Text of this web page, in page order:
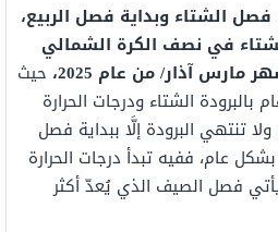
فصل الشتاء وبداية فصل الربيع،
في نصف الكرة الشمالي
حيث
الشتاء ودرجات الحرارة
تنتهي البرودة إلَّا ببداية فصل
عام، ففيه تبدأ درجات الحرارة
يأتي فصل الصيف الذي يُعدّ أكثر